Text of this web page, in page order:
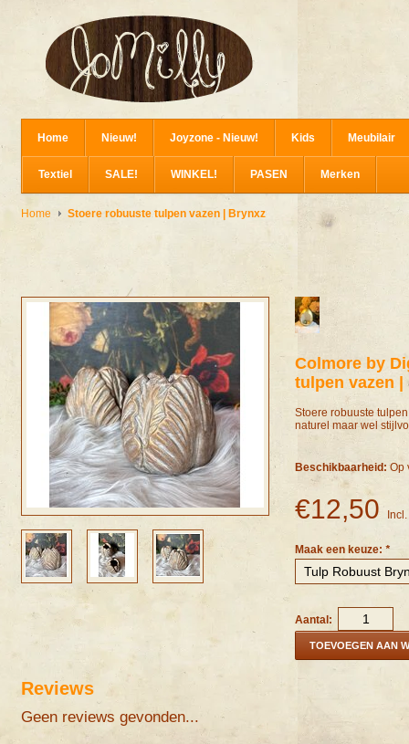
Home Nieuw! Joyzone - Nieuw! Kids Meubilair
Textiel SALE! WINKEL! PASEN Merken
Home Stoere robuuste tulpen vazen | Brynxz
Colmore by
tulpen vazen |
Stoere robuuste
naturel maar wel
Beschikbaarheid: Op
€12,50
Maak een keuze: *
Aantal:
TOEVOEGEN AAN
Reviews
Geen reviews gevonden...